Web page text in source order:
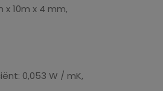
x 10m x 4 mm,
0,053 W / mK,